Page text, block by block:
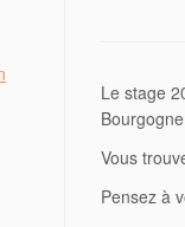
Le stage
Vous
Pensez à